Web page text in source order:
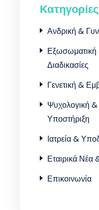
Κατηγορίες
Ανδρική &
Εξωσωματική
Διαδικασίες
Γενετική &
Ψυχολογική &
Υποστήριξη
Ιατρεία &
Εταιρικά
Επικοινωνία